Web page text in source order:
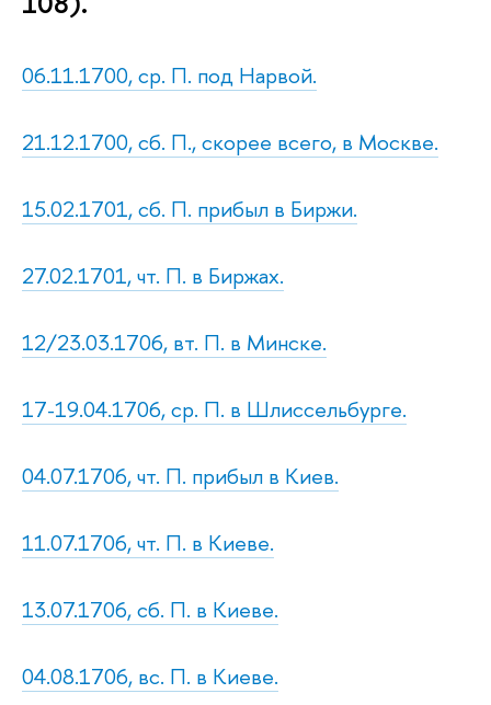
06.11.1700, ср. П. под Нарвой.
21.12.1700, сб. П., скорее всего, в Москве.
15.02.1701, сб. П. прибыл в Биржи.
27.02.1701, чт. П. в Биржах.
12/23.03.1706, вт. П. в Минске.
17-19.04.1706, ср. П. в Шлиссельбурге.
04.07.1706, чт. П. прибыл в Киев.
11.07.1706, чт. П. в Киеве.
13.07.1706, сб. П. в Киеве.
04.08.1706, вс. П. в Киеве.